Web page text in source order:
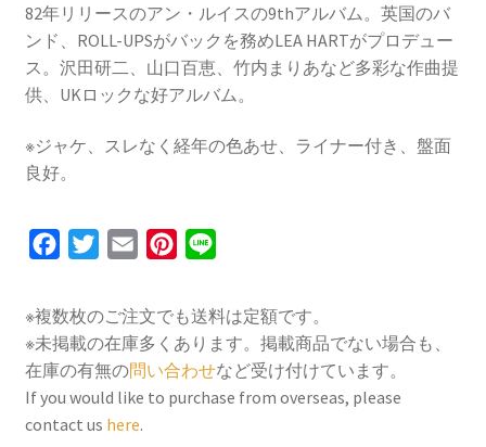
82年リリースのアン・ルイスの9thアルバム。英国のバ
ンド、ROLL-UPSがバックを務めLEA HARTがプロデュー
ス。沢田研二、山口百恵、竹内まりあなど多彩な作曲提
供、UKロックな好アルバム。
※ジャケ、スレなく経年の色あせ、ライナー付き、盤面
良好。
c
e
b
o
o
i
t
t
e
r
a
i
l
n
t
e
r
n
e
※複数枚のご注文でも送料は定額です。
※未掲載の在庫多くあります。掲載商品でない場合も、
在庫の有無の問い合わせなど受け付けています。
If you would like to purchase from overseas, please
contact us here.